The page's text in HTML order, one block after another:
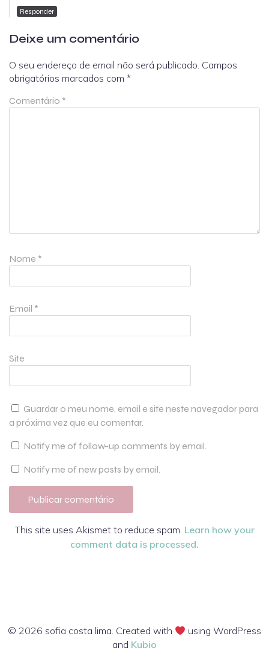
Responder
Deixe um comentário
O seu endereço de email não será publicado. Campos
obrigatórios marcados com *
Comentário *
Nome *
Email *
Site
Guardar o meu nome, email e site neste navegador para
a próxima vez que eu comentar.
Notify me of follow-up comments by email.
Notify me of new posts by email.
This site uses Akismet to reduce spam. Learn how your
comment data is processed.
© 2026 sofia costa lima. Created with
using WordPress
and Kubio